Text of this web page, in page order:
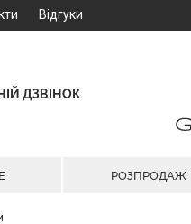
Відгуки
ДЗВІНОК
РОЗПРОДАЖ